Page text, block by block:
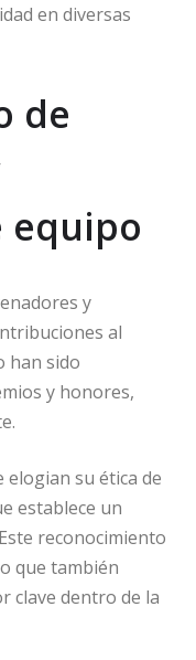
en diversas
de
equipo
y
al
han sido
y honores,
su ética de
establece un
reconocimiento
que también
clave dentro de la